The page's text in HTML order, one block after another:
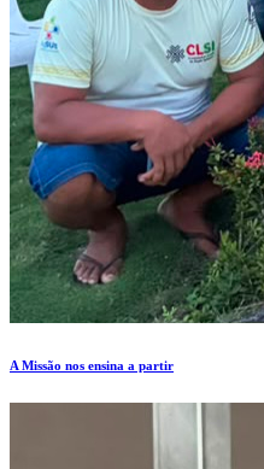
A Missão nos ensina a partir